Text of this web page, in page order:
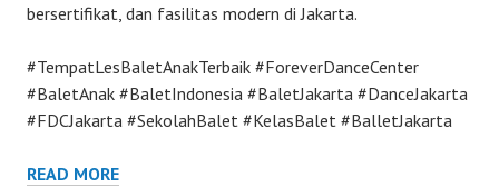
bersertifikat, dan fasilitas modern di Jakarta.
#TempatLesBaletAnakTerbaik #ForeverDanceCenter
#BaletAnak #BaletIndonesia #BaletJakarta #DanceJakarta
#FDCJakarta #SekolahBalet #KelasBalet #BalletJakarta
READ MORE